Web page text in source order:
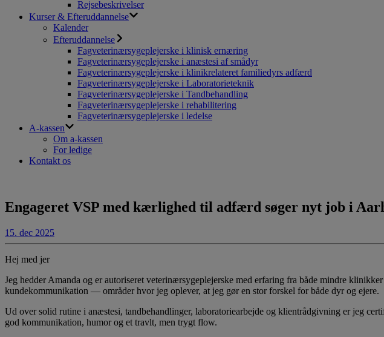
Rejsebeskrivelser
Kurser & Efteruddannelse
Kalender
Efteruddannelse
Fagveterinærsygeplejerske i klinisk ernæring
Fagveterinærsygeplejerske i anæstesi af smådyr
Fagveterinærsygeplejerske i klinikrelateret familiedyrs adfærd
Fagveterinærsygeplejerske i Laboratorieteknik
Fagveterinærsygeplejerske i Tandbehandling
Fagveterinærsygeplejerske i rehabilitering
Fagveterinærsygeplejerske i ledelse
A-kassen
Om a-kassen
For ledige
Kontakt os
Engageret VSP med kærlighed til adfærd søger nyt job i
15. dec 2025
Hej med jer
Jeg hedder Amanda og er autoriseret veterinærsygeplejerske med erfaring fra både mindre
kundekommunikation — områder hvor jeg oplever, at jeg gør en stor forskel for både dyr og ejere.
Ud over solid rutine i anæstesi, tandbehandlinger, laboratoriearbejde og klientrådgivning er jeg
god kommunikation, humor og et travlt, men trygt flow.